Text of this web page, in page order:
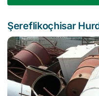
Şereflikoçhisar